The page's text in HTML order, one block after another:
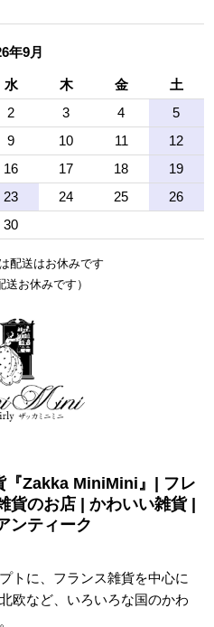
年9月
水 木 金
土
2 3 4
5
9 10 11
12
16 17 18
19
23 24 25
26
30
配送はお休みです
送お休みです）
『Zakka MiniMini』| フレ
貨のお店 | かわいい雑貨 |
ンティーク
トに、フランス雑貨を中心に
欧など、いろいろな国のかわ